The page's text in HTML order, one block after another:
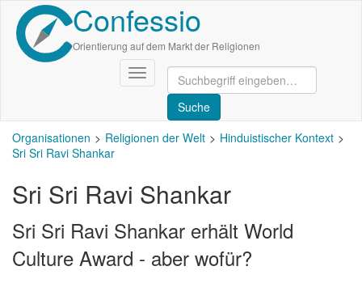
Direkt
zum
Inhalt
Confessio
Orientierung auf dem Markt der Religionen
Navigation
aktivieren/deaktivieren
Organisationen Religionen der Welt
Hinduistischer Kontext
Sri Sri Ravi Shankar
Sri Sri Ravi Shankar
Sri Sri Ravi Shankar erhält World
Culture Award - aber wofür?